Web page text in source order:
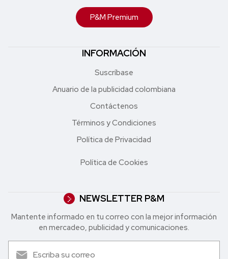
P&M Premium
INFORMACIÓN
Suscríbase
Anuario de la publicidad colombiana
Contáctenos
Términos y Condiciones
Política de Privacidad
Política de Cookies
NEWSLETTER P&M
Mantente informado en tu correo con la mejor in formación
en mercadeo, publicidad y comunicaciones.